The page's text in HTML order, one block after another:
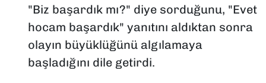
"Biz başardık mı?" diye sorduğunu, "Evet
hocam başardık" yanıtını aldıktan sonra
olayın büyüklüğünü algılamaya
başladığını dile getirdi.